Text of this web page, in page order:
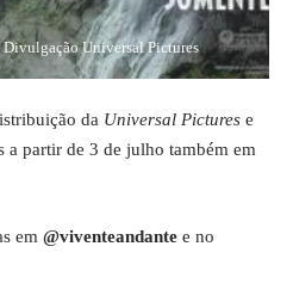
Universal Pictures
da Universal Pictures e
a partir de 3 de julho também em
em @viventeandante e no